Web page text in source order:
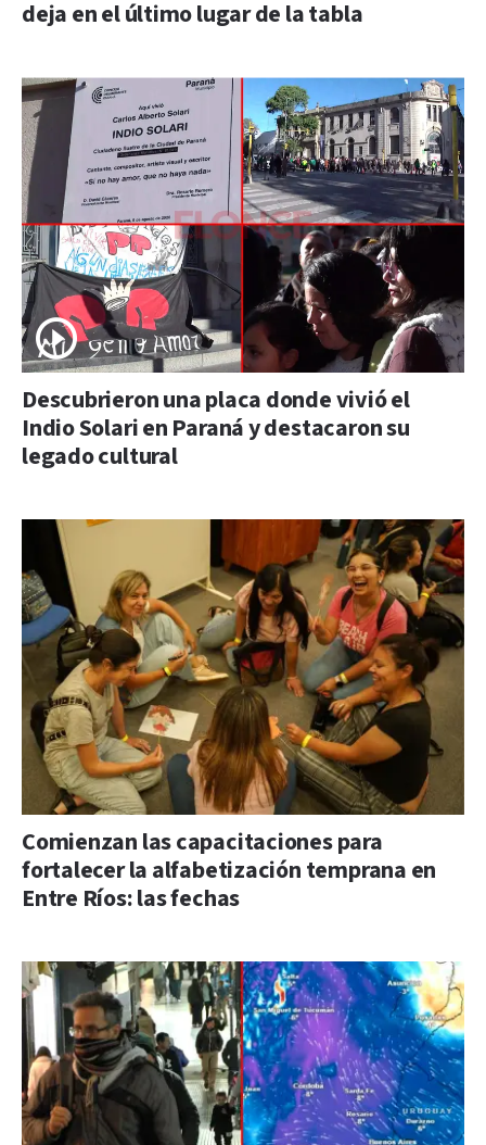
deja en el último lugar de la tabla
Descubrieron una placa donde vivió el
Indio Solari en Paraná y destacaron su
legado cultural
Comienzan las capacitaciones para
fortalecer la alfabetización temprana en
Entre Ríos: las fechas